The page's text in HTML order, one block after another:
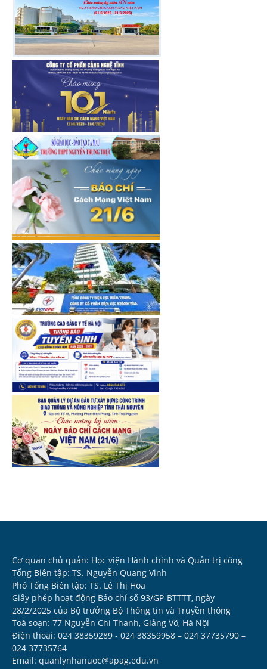
Cơ quan chủ quản: Học viện Hành chính và Quản trị công
Tổng Biên tập: TS. Nguyễn Quang Vinh
Phó Tổng Biên tập: TS. Lê Thị Hoa
Giấy phép hoạt động Báo chí số 93/GP-BTTTT, ngày
28/2/2025 của Bộ trưởng Bộ Thông tin và Truyền thông
Toà soạn: 77 Nguyễn Chí Thanh, Giảng Võ, Hà Nội
Điện thoại: 024 38359289 - 024 38359958 – 024 37735790 –
024 37735764
Email: quanlynhanuoc@apag.edu.vn